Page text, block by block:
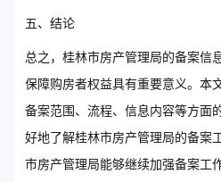
五、结论
总之，桂林市房产管理局的备案信
保障购房者权益具有重要意义。本
备案范围、流程、信息内容等方面
好地了解桂林市房产管理局的备案
市房产管理局能够继续加强备案工